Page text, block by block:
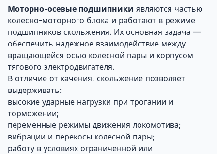
Моторно-осевые подшипники являются частью
колесно-моторного блока и работают в режиме
подшипников скольжения. Их основная задача —
обеспечить надежное взаимодействие между
вращающейся осью колесной пары и корпусом
тягового электродвигателя.
В отличие от качения, скольжение позволяет
выдерживать:
высокие ударные нагрузки при трогании и
торможении;
переменные режимы движения локомотива;
вибрации и перекосы колесной пары;
работу в условиях ограниченной или